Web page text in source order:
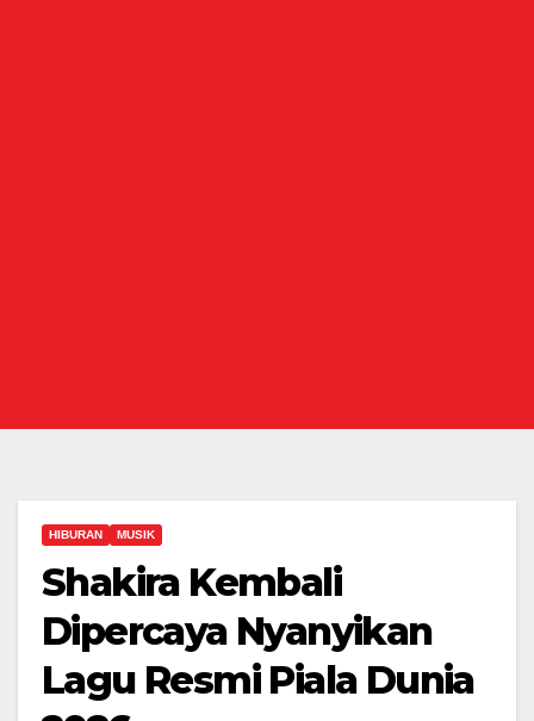
HIBURAN MUSIK
Shakira Kembali
Dipercaya Nyanyikan
Lagu Resmi Piala Dunia